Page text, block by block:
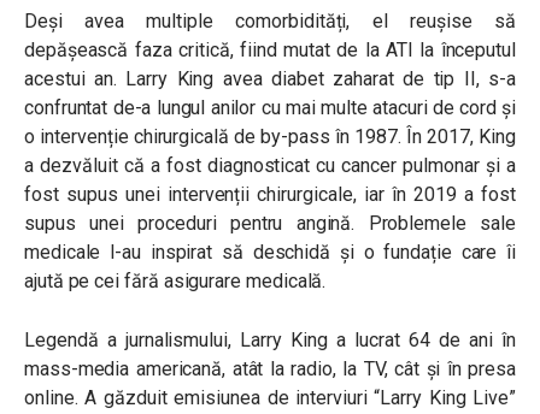
Deși avea multiple comorbidități, el reușise să
depășească faza critică, fiind mutat de la ATI la începutul
acestui an. Larry King avea diabet zaharat de tip II, s-a
confruntat de-a lungul anilor cu mai multe atacuri de cord și
o intervenție chirurgicală de by-pass în 1987. În 2017, King
a dezvăluit că a fost diagnosticat cu cancer pulmonar și a
fost supus unei intervenții chirurgicale, iar în 2019 a fost
supus unei proceduri pentru angină. Problemele sale
medicale l-au inspirat să deschidă și o fundație care îi
ajută pe cei fără asigurare medicală.
Legendă a jurnalismului, Larry King a lucrat 64 de ani în
mass-media americană, atât la radio, la TV, cât și în presa
online. A găzduit emisiunea de interviuri “Larry King Live”